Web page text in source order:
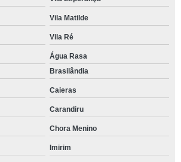
Vila Matilde
Vila Ré
Água Rasa
Brasilândia
Caieras
Carandiru
Chora Menino
Imirim